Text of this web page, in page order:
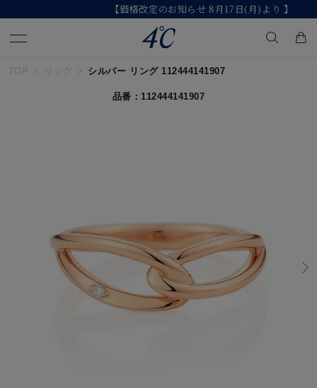
【価格改定のお知らせ 8月17日(月)より 】
キーワードで検索する
ブランド
すべてのジュエリー
TOP リング シルバー リング 112444141907
品番：112444141907